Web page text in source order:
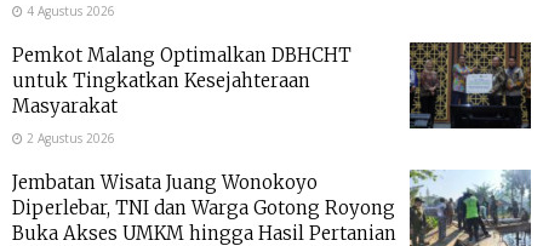
4 Agustus 2026
Pemkot Malang Optimalkan DBHCHT
untuk Tingkatkan Kesejahteraan
Masyarakat
2 Agustus 2026
Jembatan Wisata Juang Wonokoyo
Diperlebar, TNI dan Warga Gotong Royong
Buka Akses UMKM hingga Hasil Pertanian